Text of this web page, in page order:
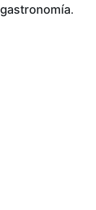
gastronomía.